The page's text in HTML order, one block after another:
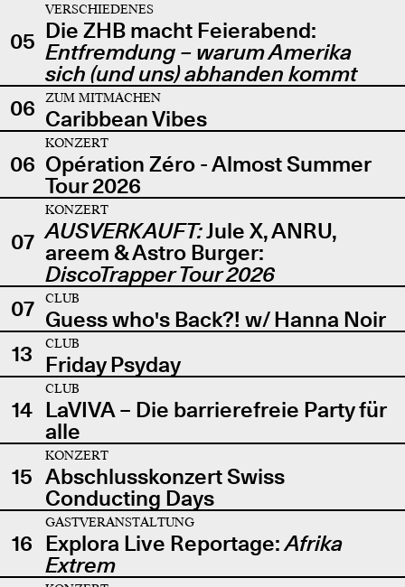
05
VERSCHIEDENES
Die ZHB macht Feierabend:
Entfremdung – warum Amerika
sich (und uns) abhanden kommt
06
ZUM MITMACHEN
Caribbean Vibes
06
KONZERT
Opération Zéro - Almost Summer
Tour 2026
07
KONZERT
AUSVERKAUFT:Jule X, ANRU,
areem & Astro Burger:
DiscoTrapper Tour 2026
07
CLUB
Guess who's Back?! w/ Hanna Noir
13
CLUB
Friday Psyday
14
CLUB
LaVIVA – Die barrierefreie Party für
alle
15
KONZERT
Abschlusskonzert Swiss
Conducting Days
16
GASTVERANSTALTUNG
Explora Live Reportage:Afrika
Extrem